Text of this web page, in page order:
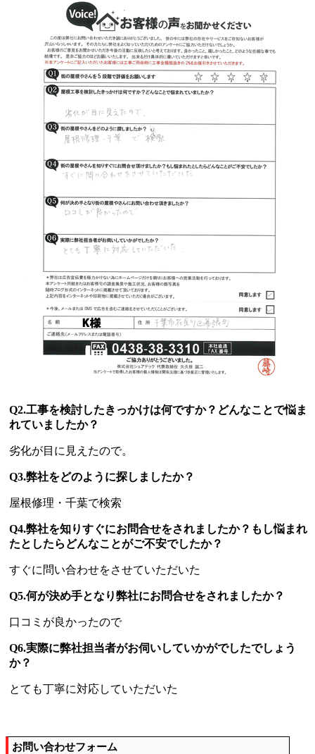
Q2.工事を検討したきっかけは何ですか？どんなことで悩ま
れていましたか？
劣化が目に見えたので。
Q3.弊社をどのように探しましたか？
屋根修理・千葉で検索
Q4.弊社を知りすぐにお問合せをされましたか？もし悩まれ
たとしたらどんなことがご不安でしたか？
すぐに問い合わせをさせていただいた
Q5.何が決め手となり弊社にお問合せをされましたか？
口コミが良かったので
Q6.実際に弊社担当者がお伺いしていかがでしたでしょう
か？
とても丁寧に対応していただいた
お問い合わせフォーム